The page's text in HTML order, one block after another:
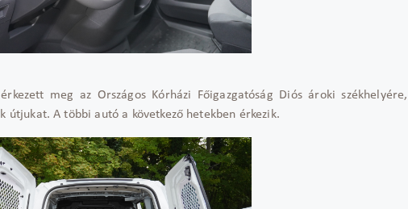
meg az Országos Kórházi Főigazgatóság Diós ároki székhelyére,
A többi autó a következő hetekben érkezik.